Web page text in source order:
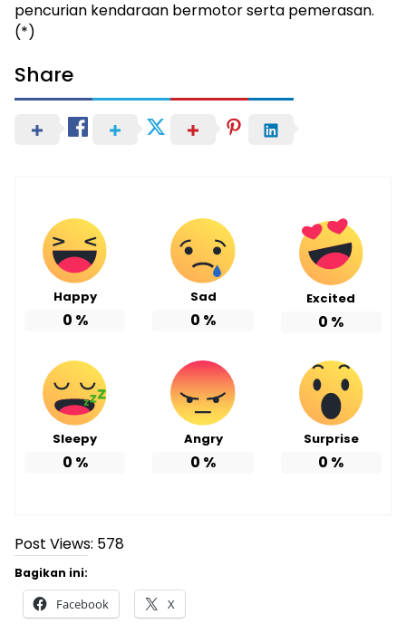
pencurian kendaraan bermotor serta pemerasan.
(*)
Share
Happy
0 %
Sad
0 %
Excited
0 %
Sleepy
0 %
Angry
0 %
Surprise
0 %
Post Views: 578
Bagikan ini:
Facebook X